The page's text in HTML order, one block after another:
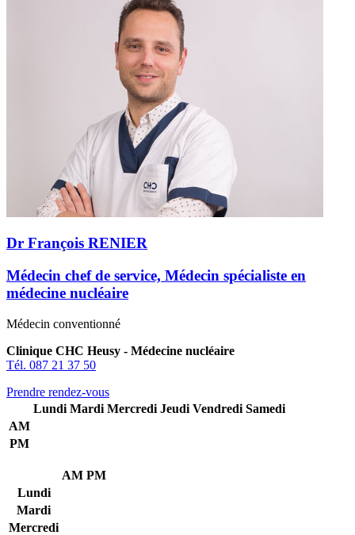
Dr François RENIER
Médecin chef de service, Médecin spécialiste en
médecine nucléaire
Médecin conventionné
Clinique CHC Heusy - Médecine nucléaire
Tél. 087 21 37 50
Prendre rendez-vous
Lundi Mardi Mercredi Jeudi Vendredi Samedi
AM
PM
AM PM
Lundi
Mardi
Mercredi